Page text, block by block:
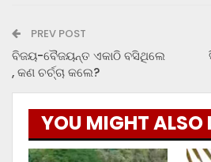
PREV POST
ବିଜୟ-ବୈଜୟନ୍ତ ଏକାଠି ବସିଥିଲେ
, କଣ ଚର୍ଚ୍ଚା କଲେ?
YOU MIGHT ALSO